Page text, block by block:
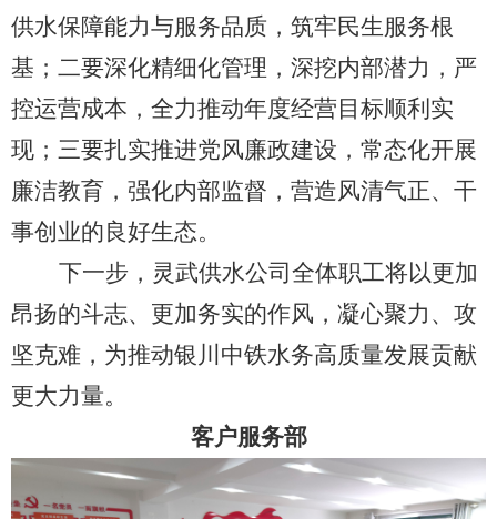
供水保障能力与服务品质，筑牢民生服务根
基；二要深化精细化管理，深挖内部潜力，严
控运营成本，全力推动年度经营目标顺利实
现；三要扎实推进党风廉政建设，常态化开展
廉洁教育，强化内部监督，营造风清气正、干
事创业的良好生态。
下一步，灵武供水公司全体职工将以更加
昂扬的斗志、更加务实的作风，凝心聚力、攻
坚克难，为推动银川中铁水务高质量发展贡献
更大力量。
客户服务部